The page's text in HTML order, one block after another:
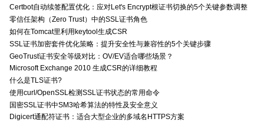
Certbot自动续签配置优化：应对Let's Encrypt根证书切换的5个关键参数调整
零信任架构（Zero Trust）中的SSL证书角色
如何在Tomcat里利用keytool生成CSR
SSL证书加密套件优化策略：提升安全性与兼容性的5个关键步骤
GeoTrust证书安全等级对比：OV/EV适合哪些场景？
Microsoft Exchange 2010 生成CSR的详细教程
什么是TLS证书?
使用curl/OpenSSL检测SSL证书状态的常用命令
国密SSL证书中SM3哈希算法的特性及安全意义
Digicert通配符证书：适合大型企业的多域名HTTPS方案